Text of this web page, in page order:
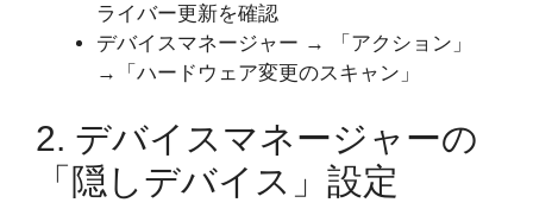
ライバー更新を確認
デバイスマネージャー → 「アクション」
→「ハードウェア変更のスキャン」
2. デバイスマネージャーの
「隠しデバイス」設定